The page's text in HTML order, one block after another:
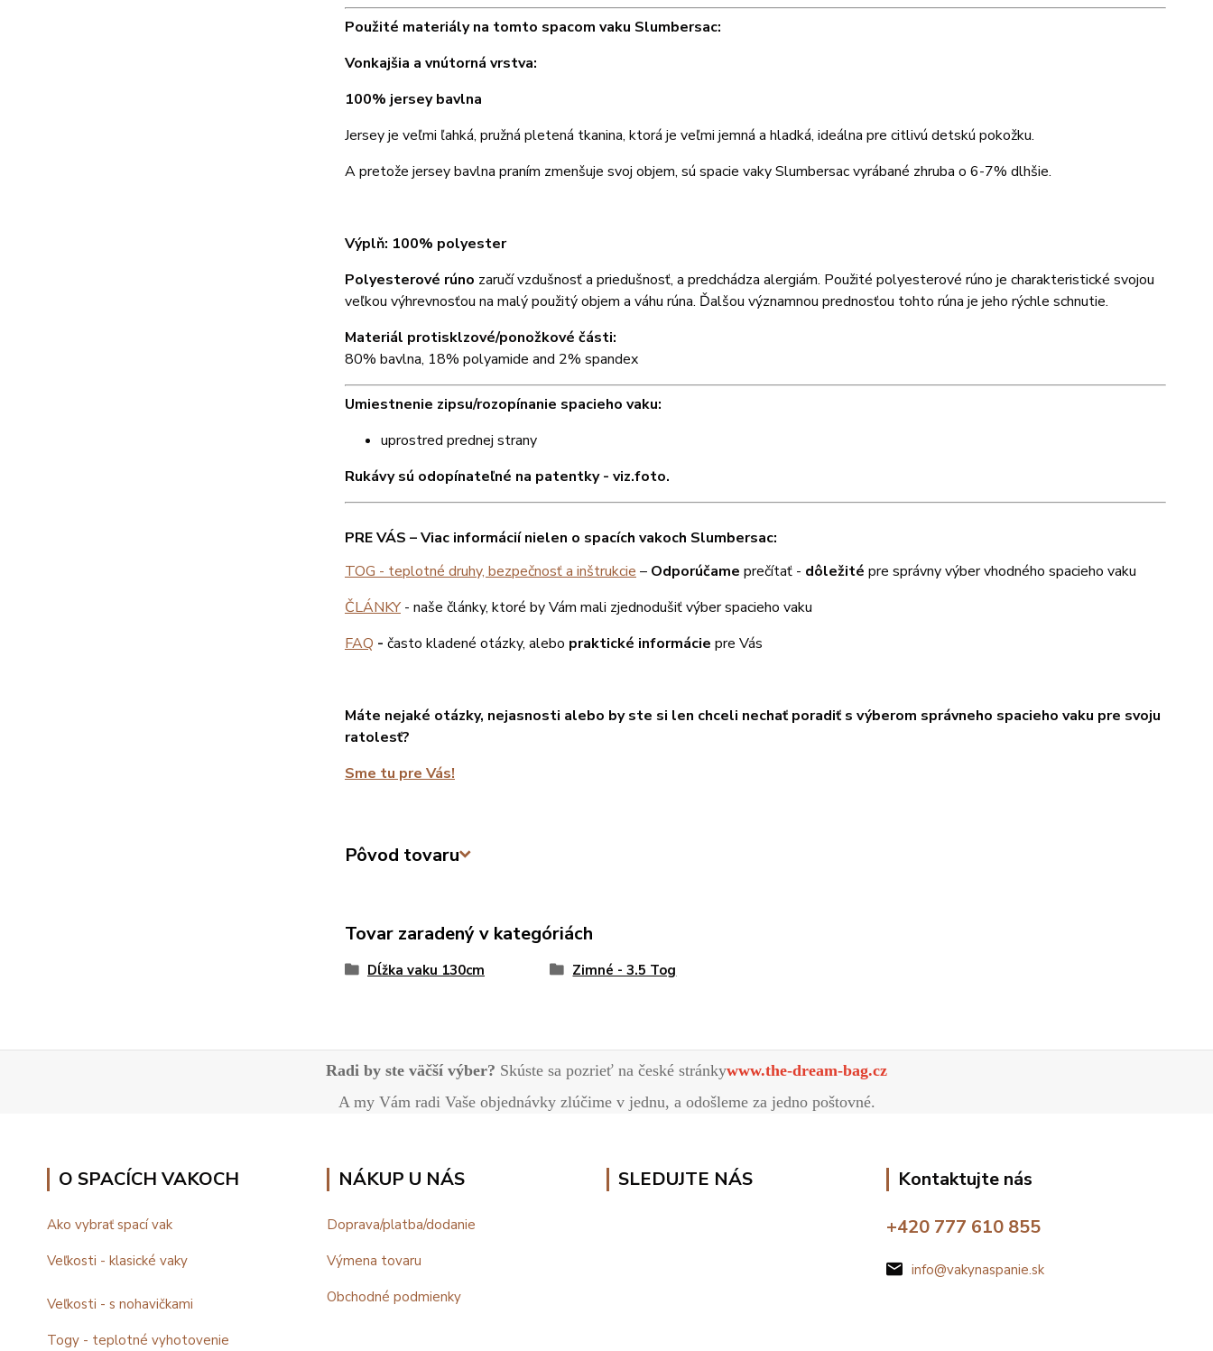
Použité materiály na tomto spacom vaku Slumbersac:
Vonkajšia a vnútorná vrstva:
100% jersey bavlna
Jersey je veľmi ľahká, pružná pletená tkanina, ktorá je veľmi jemná a hladká, ideálna pre citlivú detskú pokožku.
A pretože jersey bavlna praním zmenšuje svoj objem, sú spacie vaky Slumbersac vyrábané zhruba o 6-7% dlhšie.
Výplň: 100% polyester
Polyesterové rúno zaručí vzdušnosť a priedušnosť, a predchádza alergiám. Použité polyesterové rúno je charakteristické svojou
veľkou výhrevnosťou na malý použitý objem a váhu rúna. Ďalšou významnou prednosťou tohto rúna je jeho rýchle schnutie.
Materiál protisklzové/ponožkové části:
80% bavlna, 18% polyamide and 2% spandex
Umiestnenie zipsu/rozopínanie spacieho vaku:
uprostred prednej strany
Rukávy sú odopínateľné na patentky - viz.foto.
PRE VÁS – Viac informácií nielen o spacích vakoch Slumbersac:
TOG - teplotné druhy, bezpečnosť a inštrukcie – Odporúčame prečítať - dôležité pre správny výber vhodného spacieho vaku
ČLÁNKY- naše články, ktoré by Vám mali zjednodušiť výber spacieho vaku
FAQ - často kladené otázky, alebo praktické informácie pre Vás
Máte nejaké otázky, nejasnosti alebo by ste si len chceli nechať poradiť s výberom správneho spacieho vaku pre svoju
ratolesť?
Sme tu pre Vás!
Pôvod tovaru
Tovar zaradený v kategóriách
Dĺžka vaku 130cm Zimné - 3.5 Tog
Radi by ste väčší výber? Skúste sa pozrieť na české stránkywww.the-dream-bag.cz
A my Vám radi Vaše objednávky zlúčime v jednu, a odošleme za jedno poštovné.
O SPACÍCH VAKOCH
Ako vybrať spací vak
Veľkosti - klasické vaky
Veľkosti - s nohavičkami
Togy - teplotné vyhotovenie
NÁKUP U NÁS
Doprava/platba/dodanie
Výmena tovaru
Obchodné podmienky
SLEDUJTE NÁS
Kontaktujte nás
+420 777 610 855
info@vakynaspanie.sk